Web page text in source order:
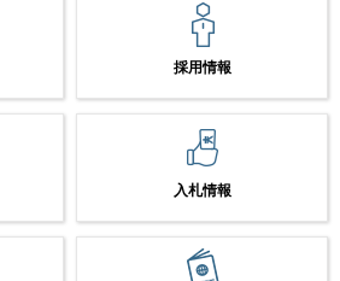
採用情報
入札情報